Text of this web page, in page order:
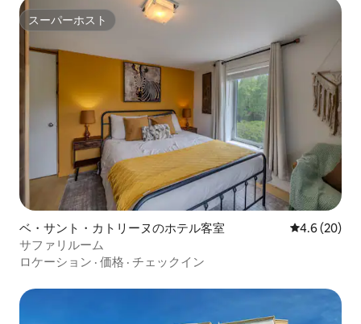
スーパーホスト
スーパーホスト
ベ・サント・カトリーヌのホテル客室 レビュー20
4.6 (20)
サファリルーム
ロケーション · 価格 · チェックイン